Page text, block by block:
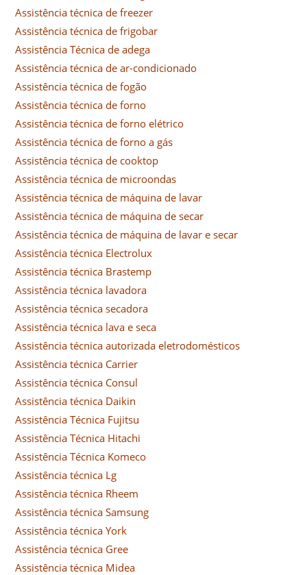
Assistência técnica de freezer
Assistência técnica de frigobar
Assistência Técnica de adega
Assistência técnica de ar-condicionado
Assistência técnica de fogão
Assistência técnica de forno
Assistência técnica de forno elétrico
Assistência técnica de forno a gás
Assistência técnica de cooktop
Assistência técnica de microondas
Assistência técnica de máquina de lavar
Assistência técnica de máquina de secar
Assistência técnica de máquina de lavar e secar
Assistência técnica Electrolux
Assistência técnica Brastemp
Assistência técnica lavadora
Assistência técnica secadora
Assistência técnica lava e seca
Assistência técnica autorizada eletrodomésticos
Assistência técnica Carrier
Assistência técnica Consul
Assistência técnica Daikin
Assistência Técnica Fujitsu
Assistência Técnica Hitachi
Assistência Técnica Komeco
Assistência técnica Lg
Assistência técnica Rheem
Assistência técnica Samsung
Assistência técnica York
Assistência técnica Gree
Assistência técnica Midea